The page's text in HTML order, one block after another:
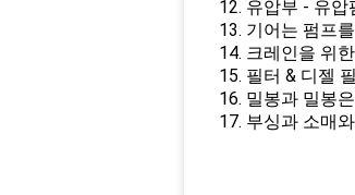
12. 유압부 - 유압
13. 기어는 펌프
14. 크레인을 위
15. 필터 & 디젤
16. 밀봉과 밀봉
17. 부싱과 소매